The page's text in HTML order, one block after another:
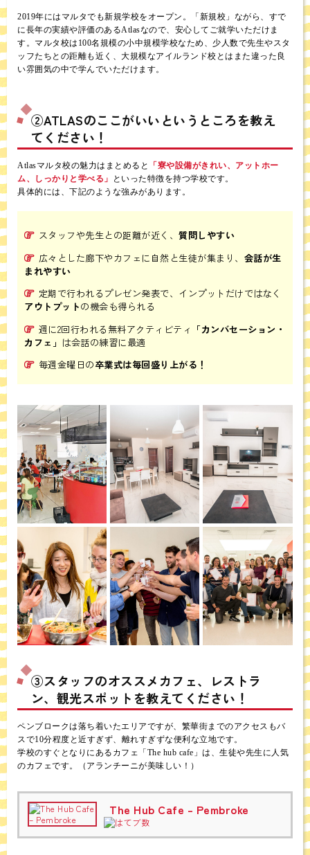
2019年にはマルタでも新規学校をオープン。「新規校」ながら、すで
に長年の実績や評価のあるAtlasなので、安心してご就学いただけま
す。マルタ校は100名規模の小中規模学校なため、少人数で先生やスタ
ッフたちとの距離も近く、大規模なアイルランド校とはまた違った良
い雰囲気の中で学んでいただけます。
②ATLASのここがいいというところを教え
てください！
Atlasマルタ校の魅力はまとめると
「寮や設備がきれい、アットホー
ム、しっかりと学べる」
といった特徴を持つ学校です。
具体的には、下記のような強みがあります。
スタッフや先生との距離が近く、 質問しやすい
広々とした廊下やカフェに自然と生徒が集まり、 会話が生
まれやすい
定期で行われるプレゼン発表で、インプットだけではなく
アウトプットの機会も得られる
週に2回行われる無料アクティビティ 「カンバセーション・
カフェ」 は会話の練習に最適
毎週金曜日の卒業式は毎回盛り上がる！
③スタッフのオススメカフェ、レストラ
ン、観光スポットを教えてください！
ペンブロークは落ち着いたエリアですが、繁華街までのアクセスもバ
スで10分程度と近すぎず、離れすぎずな便利な立地です。
学校のすぐとなりにあるカフェ「The hub cafe」は、生徒や先生に人気
のカフェです。（アランチーニが美味しい！）
The Hub Cafe – Pembroke